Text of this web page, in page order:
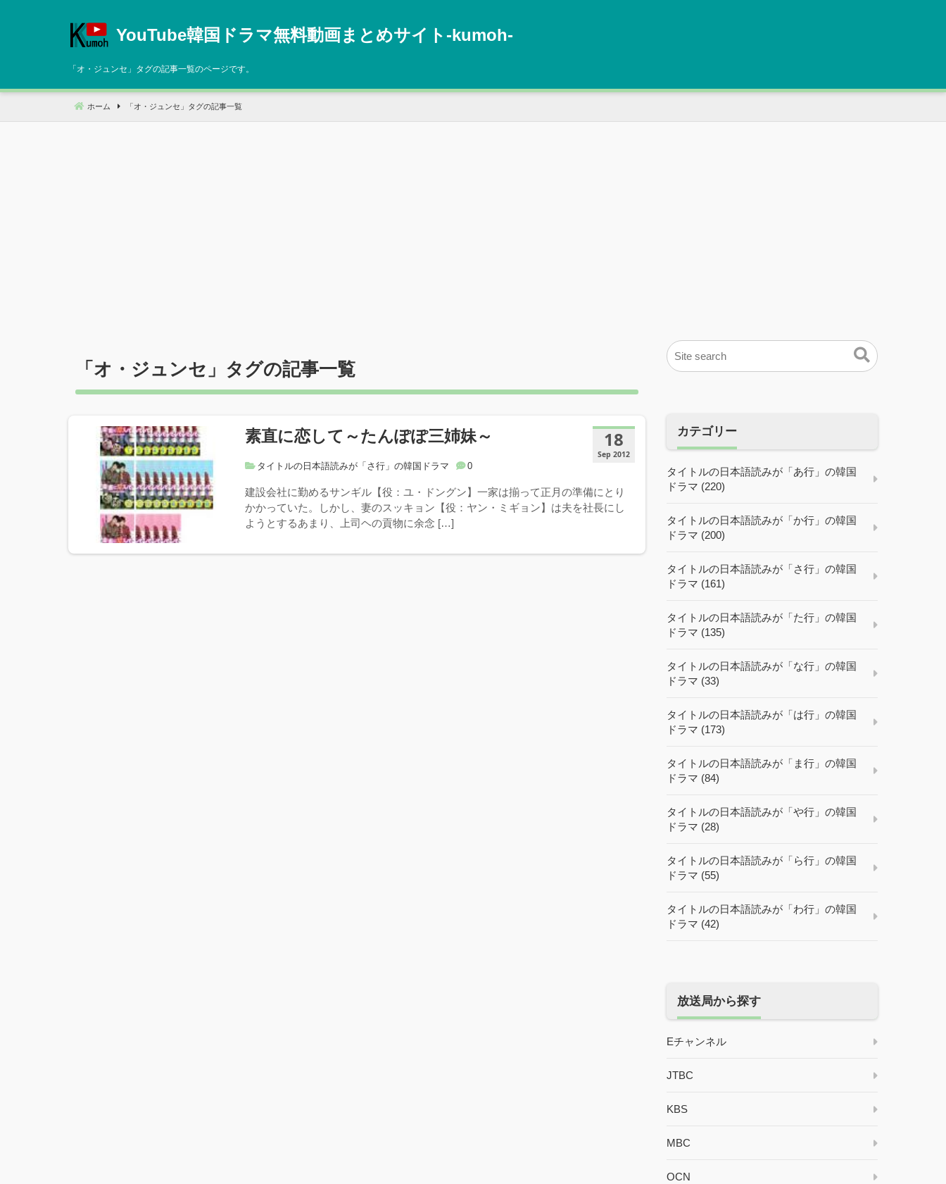
へ
動
YouTube韓国ドラマ無料動画まとめサイト‐kumoh‐
「 オ・ジュンセ 」タグの記事一覧のページです。
ホーム 「 オ・ジュンセ 」タグの記事一覧
「 オ・ジュンセ 」タグの記事一覧
18
Sep 2012
素直に恋して～たんぽぽ三姉妹～
タイトルの日本語読みが「さ行」の韓国ドラマ 0
建設会社に勤めるサンギル【役：ユ・ドングン】一家は揃って正月の準備にとり
かかっていた。しかし、妻のスッキョン【役：ヤン・ミギョン】は夫を社長にし
ようとするあまり、上司ヘの貢物に余念 […]
カテゴリー
タイトルの日本語読みが「あ行」の韓国
ドラマ (220)
タイトルの日本語読みが「か行」の韓国
ドラマ (200)
タイトルの日本語読みが「さ行」の韓国
ドラマ (161)
タイトルの日本語読みが「た行」の韓国
ドラマ (135)
タイトルの日本語読みが「な行」の韓国
ドラマ (33)
タイトルの日本語読みが「は行」の韓国
ドラマ (173)
タイトルの日本語読みが「ま行」の韓国
ドラマ (84)
タイトルの日本語読みが「や行」の韓国
ドラマ (28)
タイトルの日本語読みが「ら行」の韓国
ドラマ (55)
タイトルの日本語読みが「わ行」の韓国
ドラマ (42)
放送局から探す
Eチャンネル
JTBC
KBS
MBC
OCN